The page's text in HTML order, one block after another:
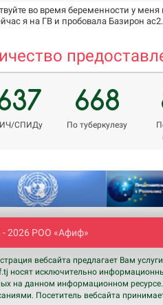
во время беременности у
я на ГВ и пробовала Базирон
СПИДу
668
По туберкулезу
- 2026 РОО «Афиф»
вебсайта предлагает Вам
носят исключительно
на данном информационном
Посетитель вебсайта